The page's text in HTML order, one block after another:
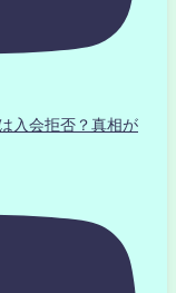
会拒否？真相が